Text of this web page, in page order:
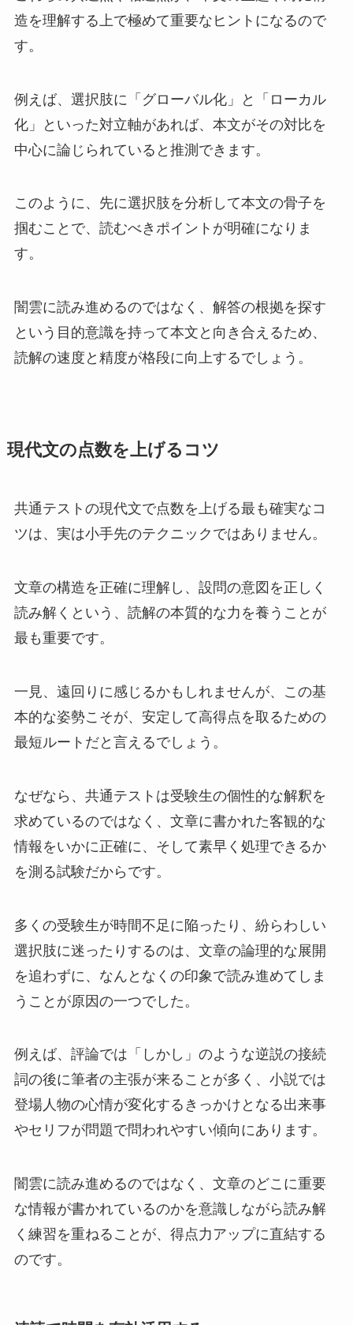
造を理解する上で極めて重要なヒントになるので
す。
例えば、選択肢に「グローバル化」と「ローカル
化」といった対立軸があれば、本文がその対比を
中心に論じられていると推測できます。
このように、先に選択肢を分析して本文の骨子を
掴むことで、読むべきポイントが明確になりま
す。
闇雲に読み進めるのではなく、解答の根拠を探す
という目的意識を持って本文と向き合えるため、
読解の速度と精度が格段に向上するでしょう。
現代文の点数を上げるコツ
共通テストの現代文で点数を上げる最も確実なコ
ツは、実は小手先のテクニックではありません。
文章の構造を正確に理解し、設問の意図を正しく
読み解くという、読解の本質的な力を養うことが
最も重要です。
一見、遠回りに感じるかもしれませんが、この基
本的な姿勢こそが、安定して高得点を取るための
最短ルートだと言えるでしょう。
なぜなら、共通テストは受験生の個性的な解釈を
求めているのではなく、文章に書かれた客観的な
情報をいかに正確に、そして素早く処理できるか
を測る試験だからです。
多くの受験生が時間不足に陥ったり、紛らわしい
選択肢に迷ったりするのは、文章の論理的な展開
を追わずに、なんとなくの印象で読み進めてしま
うことが原因の一つでした。
例えば、評論では「しかし」のような逆説の接続
詞の後に筆者の主張が来ることが多く、小説では
登場人物の心情が変化するきっかけとなる出来事
やセリフが問題で問われやすい傾向にあります。
闇雲に読み進めるのではなく、文章のどこに重要
な情報が書かれているのかを意識しながら読み解
く練習を重ねることが、得点力アップに直結する
のです。